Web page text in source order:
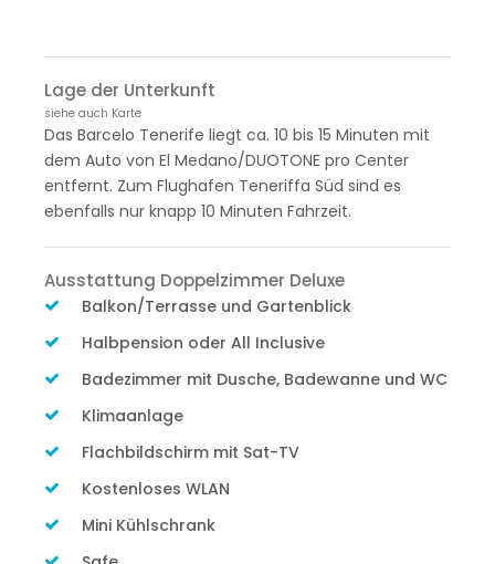
Lage der Unterkunft
siehe auch Karte
Das Barcelo Tenerife liegt ca. 10 bis 15 Minuten mit
dem Auto von El Medano/DUOTONE pro Center
entfernt. Zum Flughafen Teneriffa Süd sind es
ebenfalls nur knapp 10 Minuten Fahrzeit.
Ausstattung Doppelzimmer Deluxe
Balkon/Terrasse und Gartenblick
Halbpension oder All Inclusive
Badezimmer mit Dusche, Badewanne und WC
Klimaanlage
Flachbildschirm mit Sat-TV
Kostenloses WLAN
Mini Kühlschrank